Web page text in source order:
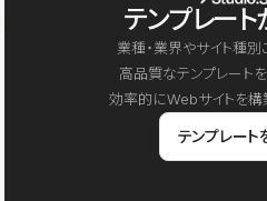
テンプレー
業種・業界やサイト種
高品質なテンプレートを
効率的にWebサイトを構
テンプレート